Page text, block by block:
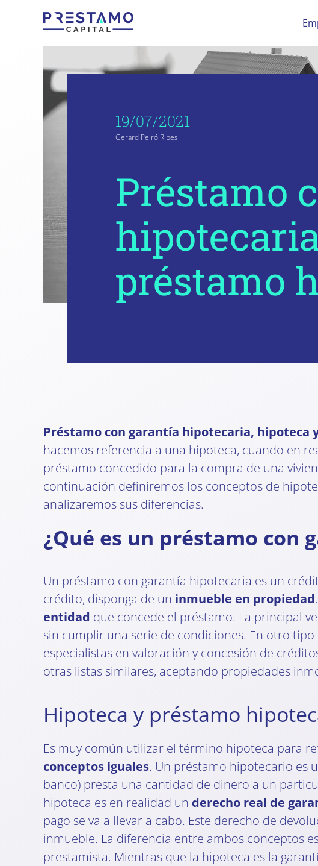
contenido
19/07/2021
Gerard Peiró Ribes
Préstamo
préstamo
Préstamo con garantía hipotecaria, hipoteca
hacemos referencia a una hipoteca, cuando en
préstamo concedido para la compra de una
continuación definiremos los conceptos de
analizaremos sus diferencias.
¿Qué es un préstamo con
Un préstamo con garantía hipotecaria es un
crédito, disponga de un inmueble en propiedad
entidad que concede el préstamo. La principal
sin cumplir una serie de condiciones. En otro
especialistas en valoración y concesión de
otras listas similares, aceptando propiedades
Hipoteca y préstamo
Es muy común utilizar el término hipoteca para
conceptos iguales. Un préstamo hipotecario es
banco) presta una cantidad de dinero a un
hipoteca es en realidad un derecho real de
pago se va a llevar a cabo. Este derecho de
inmueble. La diferencia entre ambos conceptos
prestamista. Mientras que la hipoteca es la